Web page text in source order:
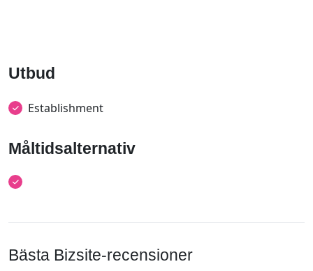
Utbud
Establishment
Måltidsalternativ
Bästa Bizsite-recensioner